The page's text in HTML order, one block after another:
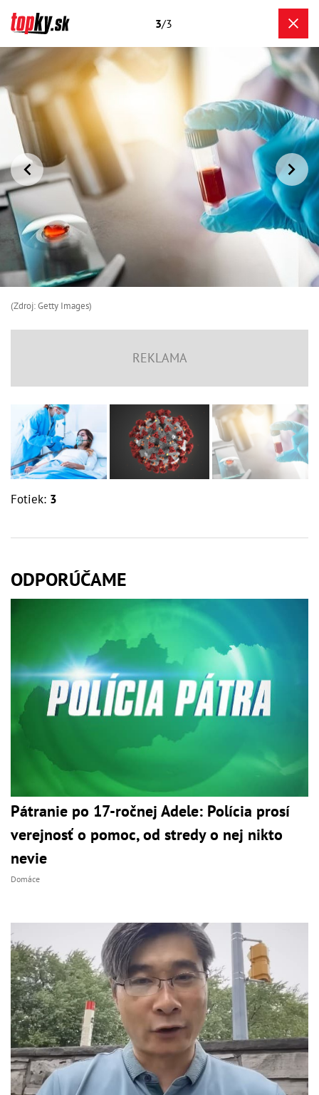
3/3
(Zdroj: Getty Images)
Fotiek: 3
ODPORÚČAME
Pátranie po 17-ročnej Adele: Polícia prosí
verejnosť o pomoc, od stredy o nej nikto
nevie
Domáce